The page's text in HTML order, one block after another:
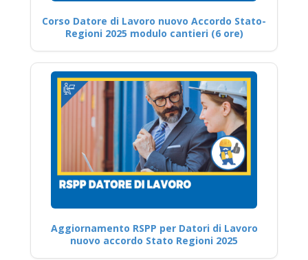
Corso Datore di Lavoro nuovo Accordo Stato-
Regioni 2025 modulo cantieri (6 ore)
Aggiornamento RSPP per Datori di Lavoro
nuovo accordo Stato Regioni 2025